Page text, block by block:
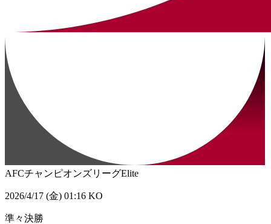
AFCチャンピオンズリーグElite
2026/4/17 (金) 01:16 KO
準々決勝